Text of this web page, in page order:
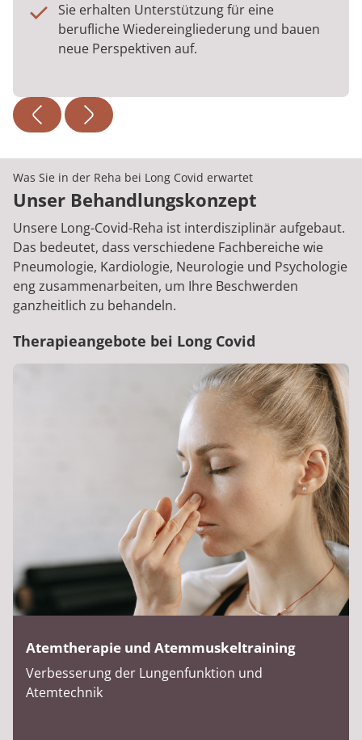
Sie erhalten Unterstützung für eine
berufliche Wiedereingliederung und bauen
neue Perspektiven auf.
Was Sie in der Reha bei Long Covid erwartet
Unser Behandlungskonzept
Unsere Long-Covid-Reha ist interdisziplinär aufgebaut.
Das bedeutet, dass verschiedene Fachbereiche wie
Pneumologie, Kardiologie, Neurologie und Psychologie
eng zusammenarbeiten, um Ihre Beschwerden
ganzheitlich zu behandeln.
Therapieangebote bei Long Covid
Atemtherapie und Atemmuskeltraining
Verbesserung der Lungenfunktion und
Atemtechnik